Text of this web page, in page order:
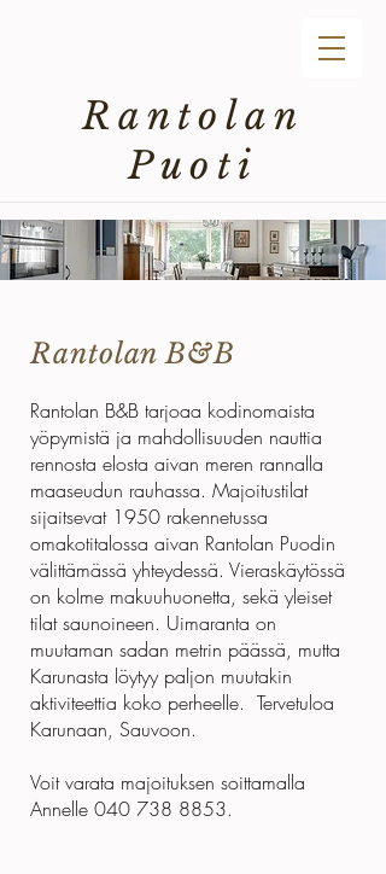
Rantolan
Puoti
Rantolan B&B
Rantolan B&B tarjoaa kodinomaista
yöpymistä ja mahdollisuuden nauttia
rennosta elosta aivan meren rannalla
maaseudun rauhassa. Majoitustilat
sijaitsevat 1950 rakennetussa
omakotitalossa aivan Rantolan Puodin
välittämässä yhteydessä. Vieraskäytössä
on kolme makuuhuonetta, sekä yleiset
tilat saunoineen. Uimaranta on
muutaman sadan metrin päässä, mutta
Karunasta löytyy paljon muutakin
aktiviteettia koko perheelle. Tervetuloa
Karunaan, Sauvoon.
Voit varata majoituksen soittamalla
Annelle 040 738 8853.